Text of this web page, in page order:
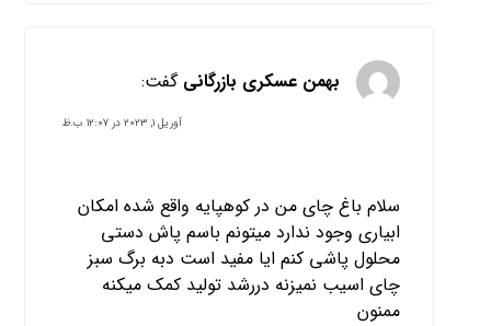
بهمن عسکری بازرگانی گفت:
آوریل ۱, ۲۰۲۳ در ۱۲:۰۷ ب.ظ
سلام باغ چای من در کوهپایه واقع شده امکان
ابیاری وجود ندارد میتونم باسم پاش دستی
محلول پاشی کنم ایا مفید است دبه برگ سبز
چای اسیب نمیزنه دررشد تولید کمک میکنه
ممنون